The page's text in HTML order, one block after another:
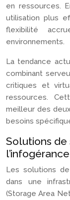
en ressources.
utilisation plus
flexibilité
environnements.
La tendance
combinant
critiques et
ressources.
meilleur des
besoins
Solutions de
l’infogérance
Les solutions
dans une
(Storage Area